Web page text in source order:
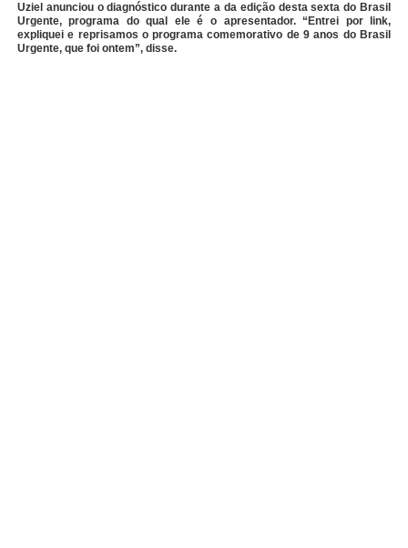
Uziel anunciou o diagnóstico durante a da edição desta sexta do Brasil
Urgente, programa do qual ele é o apresentador. “Entrei por link,
expliquei e reprisamos o programa comemorativo de 9 anos do Brasil
Urgente, que foi ontem”, disse.